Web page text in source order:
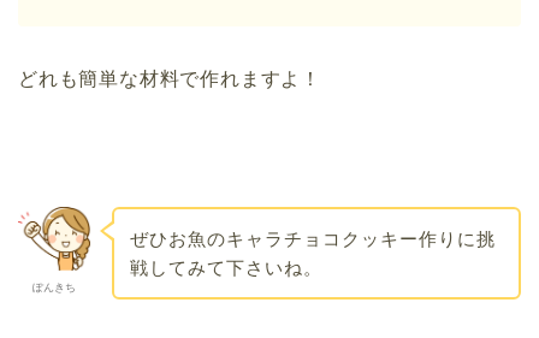
どれも簡単な材料で作れますよ！
ぽんきち
ぜひお魚のキャラチョコクッキー作りに挑
戦してみて下さいね。